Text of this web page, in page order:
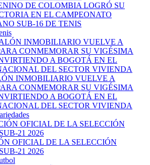
DE COLOMBIA LOGRÓ SU
EN EL CAMPEONATO
SUB-16 DE TENIS
INMOBILIARIO VUELVE A
CONMEMORAR SU VIGÉSIMA
A BOGOTÁ EN EL
DEL SECTOR VIVIENDA
OFICIAL DE LA SELECCIÓN
21 2026